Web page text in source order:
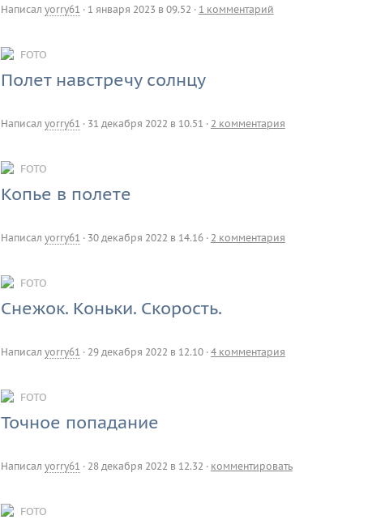
Написал yorry61 · 1 января 2023 в 09.52 · 1 комментарий
FOTO
Полет навстречу солнцу
Написал yorry61 · 31 декабря 2022 в 10.51 · 2 комментария
FOTO
Копье в полете
Написал yorry61 · 30 декабря 2022 в 14.16· 2 комментария
FOTO
Снежок. Коньки. Скорость.
Написал yorry61 · 29 декабря 2022 в 12.10· 4 комментария
FOTO
Точное попадание
Написал yorry61 · 28 декабря 2022 в 12.32 · комментировать
FOTO